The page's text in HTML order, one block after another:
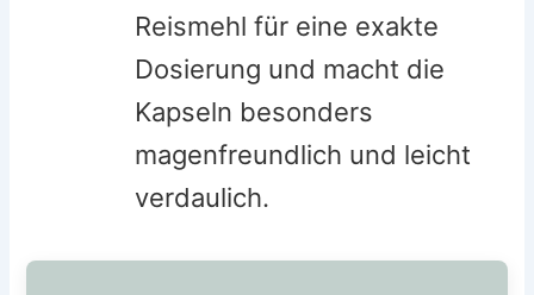
Reismehl für eine exakte
Dosierung und macht die
Kapseln besonders
magenfreundlich und leicht
verdaulich.